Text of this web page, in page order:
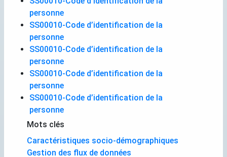
personne
SS00010-Code d’identification de la
personne
SS00010-Code d’identification de la
personne
SS00010-Code d’identification de la
personne
SS00010-Code d’identification de la
personne
Mots clés
Caractéristiques socio-démographiques
Gestion des flux de données